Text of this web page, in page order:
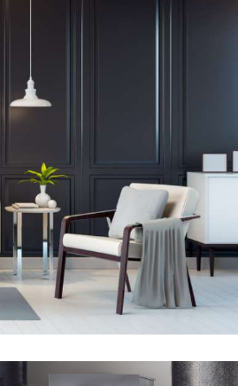
Купить